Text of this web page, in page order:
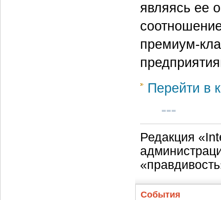
являясь ее
премиум-
Перейти в
Редакция
События